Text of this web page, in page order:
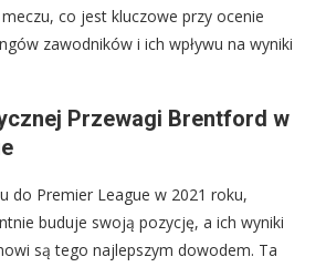
co jest kluczowe przy ocenie
zawodników i ich wpływu na wyniki
Przewagi Brentford w
do Premier League w 2021 roku,
buduje swoją pozycję, a ich wyniki
są tego najlepszym dowodem. Ta